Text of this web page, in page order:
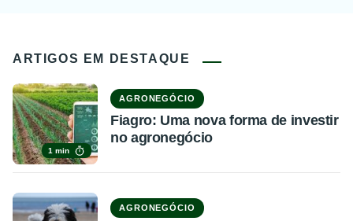
ARTIGOS EM DESTAQUE
1 min
AGRONEGÓCIO
Fiagro: Uma nova forma de investir
no agronegócio
AGRONEGÓCIO